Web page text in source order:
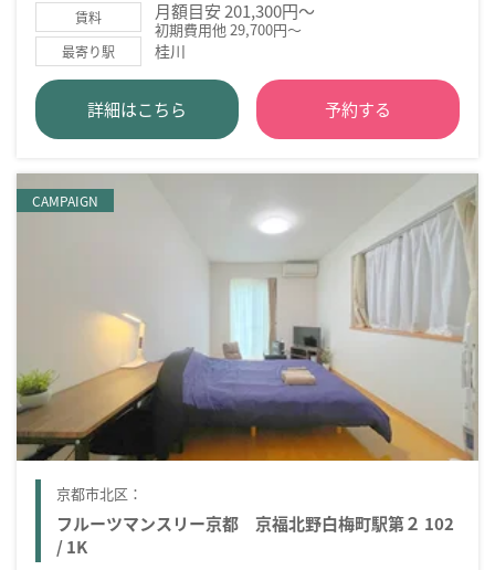
賃料 月額目安 201,300円～
初期費用他 29,700円～
最寄り駅 桂川
詳細はこちら 予約する
CAMPAIGN
京都市北区：
フルーツマンスリー京都 京福北野白梅町駅第２ 102
/ 1K